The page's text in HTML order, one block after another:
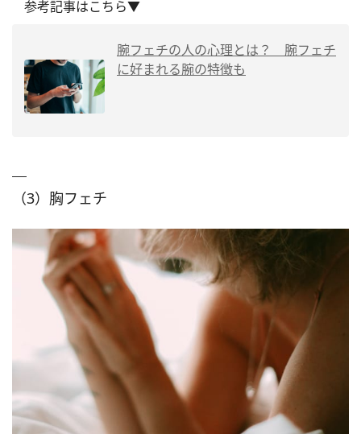
参考記事はこちら▼
腕フェチの人の心理とは？ 腕フェチ
に好まれる腕の特徴も
（3）胸フェチ